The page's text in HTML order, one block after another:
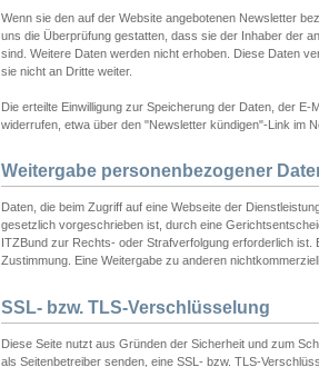
Wenn sie den auf der Website angebotenen Newsletter
uns die Überprüfung gestatten, dass sie der Inhaber der
sind. Weitere Daten werden nicht erhoben. Diese Daten
sie nicht an Dritte weiter.
Die erteilte Einwilligung zur Speicherung der Daten, der
widerrufen, etwa über den "Newsletter kündigen"-Link im
Weitergabe personenbezogener
Daten, die beim Zugriff auf eine Webseite der
gesetzlich vorgeschrieben ist, durch eine
ITZBund zur Rechts- oder Strafverfolgung erforderlich
Zustimmung. Eine Weitergabe zu anderen
SSL- bzw. TLS-Verschlüsselung
Diese Seite nutzt aus Gründen der Sicherheit und zum
als Seitenbetreiber senden, eine SSL- bzw. TLS-